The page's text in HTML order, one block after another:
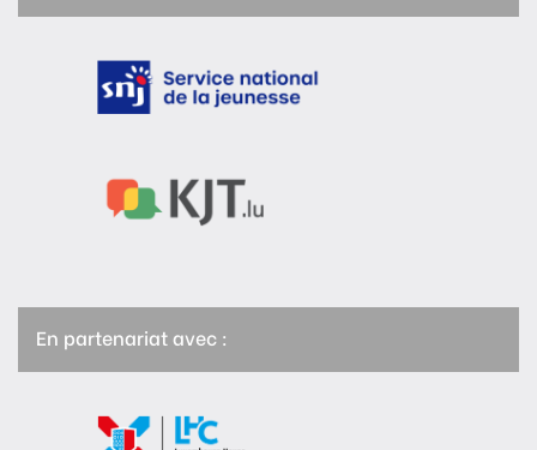
En partenariat avec :